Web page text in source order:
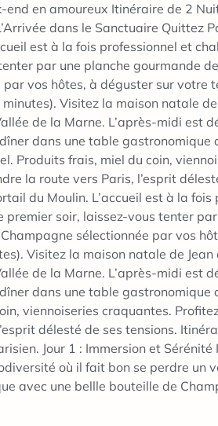
en amoureux Itinéraire de 2
dans le Sanctuaire Quittez
est à la fois professionnel et
par une planche gourmande
vos hôtes, à déguster sur
Visitez la maison natale
de la Marne. L’après-midi est
dans une table
Produits frais, miel du coin,
la route vers Paris, l’esprit
du Moulin. L’accueil est à la
premier soir, laissez-vous tenter
sélectionnée par vos
Visitez la maison natale de
de la Marne. L’après-midi est
dans une table
viennoiseries craquantes.
délesté de ses tensions.
Jour 1 : Immersion et
où il fait bon se perdre un
avec une bellle bouteille de